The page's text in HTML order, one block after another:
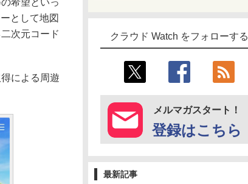
クラウド Watch をフォローする
メルマガスタート！
登録はこちら
最新記事
希望といっ
として地図
次元コード
による周遊